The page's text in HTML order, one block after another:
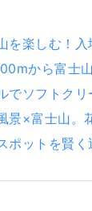
を楽しむ！
から富士
でソフトクリ
景×富士山。
ポットを賢く